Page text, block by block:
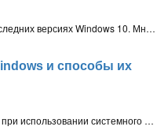
Защитник Windows претерпел значительные улучшения в последних версиях Windows 10. Многие пользователи, которые не нуждаются в сторонних решениях безопасности, полностью полагаются на бесплатный встроенный системный антивирус
и способы их
Пользователя время от времени сталкиваются с проблемами при использовании системного антивируса - Центра безопасности Защитника Windows. В данном руководстве приведем четкие инструкции, как исправить ошибки работы Защитника Windows в Windows 10